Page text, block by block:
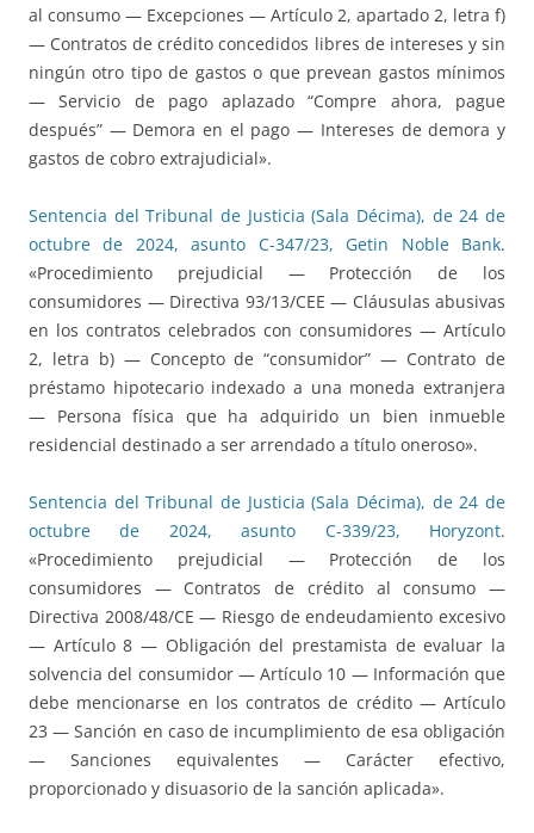
al consumo — Excepciones — Artículo 2, apartado 2, letra f)
— Contratos de crédito concedidos libres de intereses y sin
ningún otro tipo de gastos o que prevean gastos mínimos
— Servicio de pago aplazado “Compre ahora, pague
después” — Demora en el pago — Intereses de demora y
gastos de cobro extrajudicial».
Sentencia del Tribunal de Justicia (Sala Décima), de 24 de
octubre de 2024, asunto C-347/23, Getin Noble Bank.
«Procedimiento prejudicial — Protección de los
consumidores — Directiva 93/13/CEE — Cláusulas abusivas
en los contratos celebrados con consumidores — Artículo
2, letra b) — Concepto de “consumidor” — Contrato de
préstamo hipotecario indexado a una moneda extranjera
— Persona física que ha adquirido un bien inmueble
residencial destinado a ser arrendado a título oneroso».
Sentencia del Tribunal de Justicia (Sala Décima), de 24 de
octubre de 2024, asunto C-339/23, Horyzont.
«Procedimiento prejudicial — Protección de los
consumidores — Contratos de crédito al consumo —
Directiva 2008/48/CE — Riesgo de endeudamiento excesivo
— Artículo 8 — Obligación del prestamista de evaluar la
solvencia del consumidor — Artículo 10 — Información que
debe mencionarse en los contratos de crédito — Artículo
23 — Sanción en caso de incumplimiento de esa obligación
— Sanciones equivalentes — Carácter efectivo,
proporcionado y disuasorio de la sanción aplicada».